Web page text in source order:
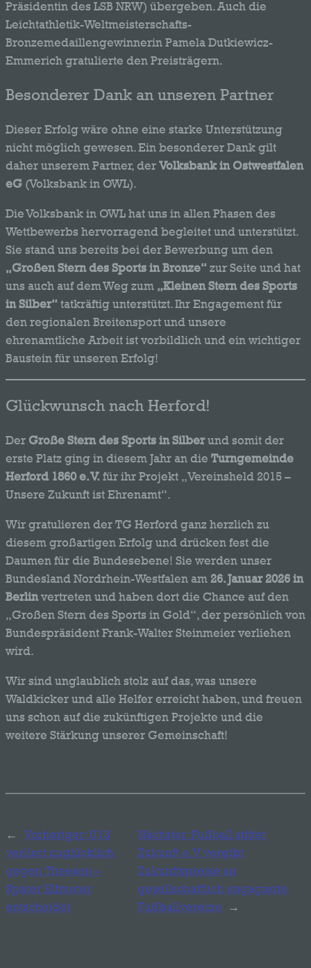
Präsidentin des LSB NRW) übergeben. Auch die
Leichtathletik-Weltmeisterschafts-
Bronzemedaillengewinnerin Pamela Dutkiewicz-
Emmerich gratulierte den Preisträgern.
Besonderer Dank an unseren Partner
Dieser Erfolg wäre ohne eine starke Unterstützung
nicht möglich gewesen. Ein besonderer Dank gilt
daher unserem Partner, der Volksbank in Ostwestfalen
eG (Volksbank in OWL).
Die Volksbank in OWL hat uns in allen Phasen des
Wettbewerbs hervorragend begleitet und unterstützt.
Sie stand uns bereits bei der Bewerbung um den
„Großen Stern des Sports in Bronze“ zur Seite und hat
uns auch auf dem Weg zum „Kleinen Stern des Sports
in Silber“ tatkräftig unterstützt. Ihr Engagement für
den regionalen Breitensport und unsere
ehrenamtliche Arbeit ist vorbildlich und ein wichtiger
Baustein für unseren Erfolg!
Glückwunsch nach Herford!
Der Große Stern des Sports in Silberund somit der
erste Platz ging in diesem Jahr an die Turngemeinde
Herford 1860 e. V. für ihr Projekt „Vereinsheld 2015 –
Unsere Zukunft ist Ehrenamt“.
Wir gratulieren der TG Herford ganz herzlich zu
diesem großartigen Erfolg und drücken fest die
Daumen für die Bundesebene! Sie werden unser
Bundesland Nordrhein-Westfalen am 26. Januar 2026 in
Berlinvertreten und haben dort die Chance auf den
„Großen Stern des Sports in Gold“, der persönlich von
Bundespräsident Frank-Walter Steinmeier verliehen
wird.
Wir sind unglaublich stolz auf das, was unsere
Waldkicker und alle Helfer erreicht haben, und freuen
uns schon auf die zukünftigen Projekte und die
weitere Stärkung unserer Gemeinschaft!
← Vorheriger:U13
verliert unglücklich
gegen Theesen –
Später Elfmeter
entscheidet
Nächster:Fußball stiftet
Zukunft e.V. vergibt
Zukunftspreise an
gesellschaftlich engagierte
Fußballvereine
→